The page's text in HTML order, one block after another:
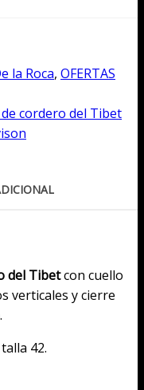
la Roca, OFERTAS
cordero del Tibet
del Tibetcon cuello
verticales y cierre
.
42.